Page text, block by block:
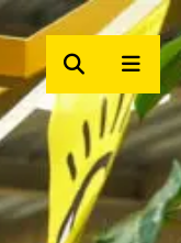
Zoeken